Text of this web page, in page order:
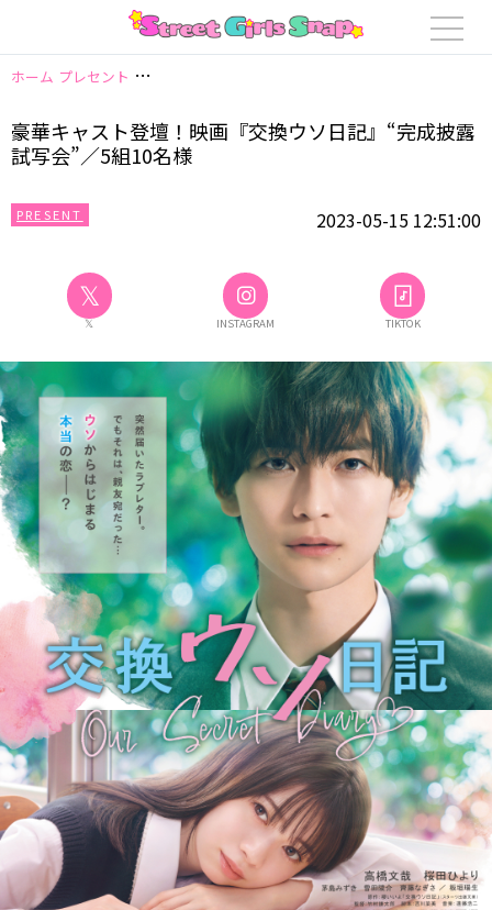
ホーム プレセント 豪華キャスト登壇！映画『交換ウソ日記』“完成披露試
豪華キャスト登壇！映画『交換ウソ日記』“完成披露
試写会”／5組10名様
PRESENT 2023-05-15 12:51:00
𝕏
𝕏 INSTAGRAM TIKTOK